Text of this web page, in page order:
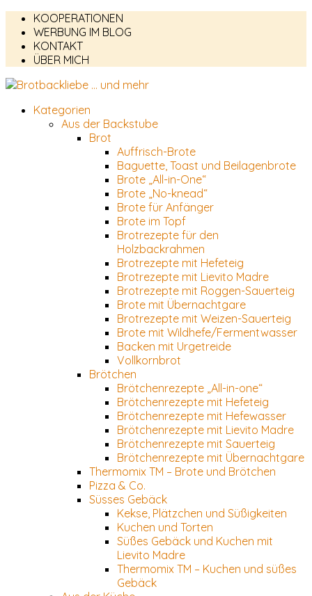
KOOPERATIONEN
WERBUNG IM BLOG
KONTAKT
ÜBER MICH
Kategorien
Aus der Backstube
Brot
Auffrisch-Brote
Baguette, Toast und Beilagenbrote
Brote „All-in-One“
Brote „No-knead“
Brote für Anfänger
Brote im Topf
Brotrezepte für den
Holzbackrahmen
Brotrezepte mit Hefeteig
Brotrezepte mit Lievito Madre
Brotrezepte mit Roggen-Sauerteig
Brote mit Übernachtgare
Brotrezepte mit Weizen-Sauerteig
Brote mit Wildhefe/Fermentwasser
Backen mit Urgetreide
Vollkornbrot
Brötchen
Brötchenrezepte „All-in-one“
Brötchenrezepte mit Hefeteig
Brötchenrezepte mit Hefewasser
Brötchenrezepte mit Lievito Madre
Brötchenrezepte mit Sauerteig
Brötchenrezepte mit Übernachtgare
Thermomix TM – Brote und Brötchen
Pizza & Co.
Süsses Gebäck
Kekse, Plätzchen und Süßigkeiten
Kuchen und Torten
Süßes Gebäck und Kuchen mit
Lievito Madre
Thermomix TM – Kuchen und süßes
Gebäck